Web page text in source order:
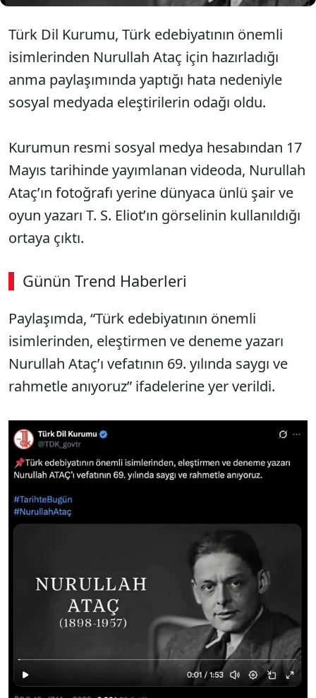
Türk Dil Kurumu, Türk edebiyatının önemli
isimlerinden Nurullah Ataç için hazırladığı
anma paylaşımında yaptığı hata nedeniyle
sosyal medyada eleştirilerin odağı oldu.
Kurumun resmi sosyal medya hesabından 17
Mayıs tarihinde yayımlanan videoda, Nurullah
Ataç’ın fotoğrafı yerine dünyaca ünlü şair ve
oyun yazarı T. S. Eliot’ın görselinin kullanıldığı
ortaya çıktı.
Günün Trend Haberleri
Paylaşımda, “Türk edebiyatının önemli
isimlerinden, eleştirmen ve deneme yazarı
Nurullah Ataç’ı vefatının 69. yılında saygı ve
rahmetle anıyoruz” ifadelerine yer verildi.